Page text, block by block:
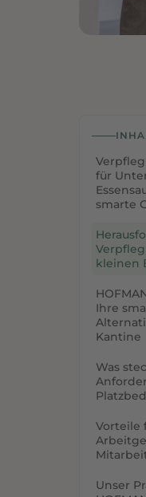
für
smarte
kleinen
Ihre
Kantine
Was
Vorteile
Unser